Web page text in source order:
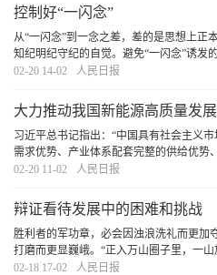
控制好“一闪念”
从“一闪念”到一念之差，差的是思想上正
知纪明纪守纪的自觉。避免“一闪念”诱发
筑牢思想道德防线，在思想层面防微杜渐
02-20 14-02 人民日报
大力推动我国新能源高质量发展
习近平总书记指出：“中国具有社会主义
需求优势、产业体系配套完整的供给优势
优势，经济发展具备强劲的内生动力、韧
02-20 11-02 人民日报
辩证看待发展中的困难和挑战
胜利者的军功章，必会因浊浪洗礼而更加
打磨而更显巍峨。“正入万山圈子里，一
然经历艰难曲折，只要始终保持迎难而上
02-18 17-02 人民日报